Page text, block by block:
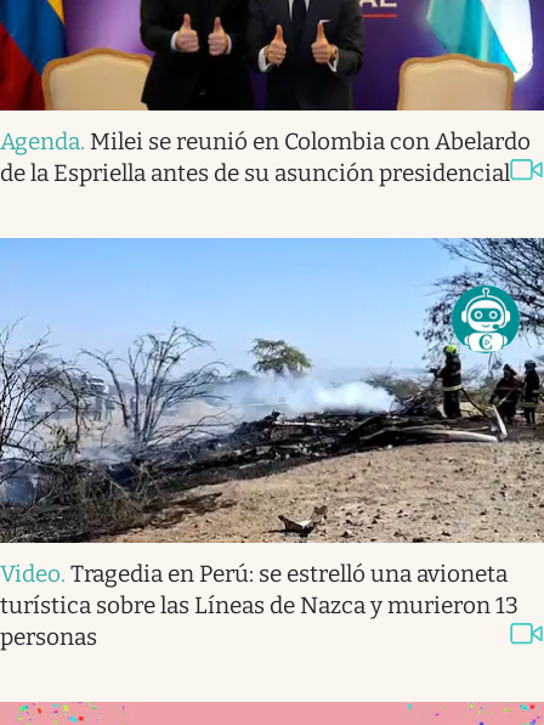
Agenda. Milei se reunió en Colombia con Abelardo
de la Espriella antes de su asunción presidencial
Video. Tragedia en Perú: se estrelló una avioneta
turística sobre las Líneas de Nazca y murieron 13
personas